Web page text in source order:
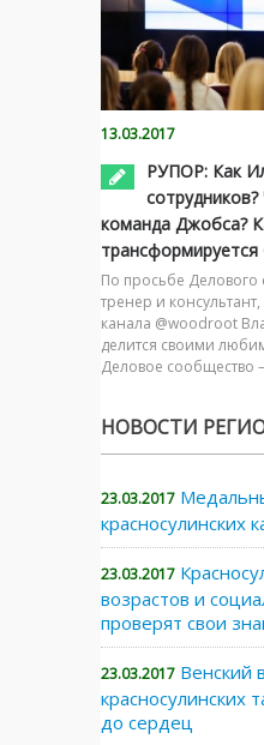
13.03.2017
РУПОР: Как
команда Джобса?
трансформируется
По просьбе Делового
тренер и
канала @woodroot
делится своими
Деловое сообщество
НОВОСТИ
23.03.2017
красносулинских
23.03.2017
возрастов и
проверят свои
23.03.2017 Венский
красносулинских
до сердец